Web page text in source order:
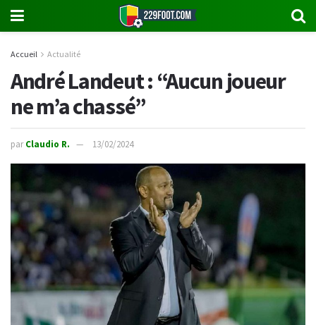
Accueil Actualité
André Landeut : “Aucun joueur
ne m’a chassé”
par Claudio R. 13/02/2024